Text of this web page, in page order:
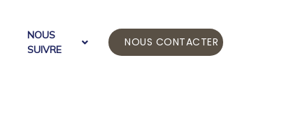
NOUS
SUIVRE
NOUS CONTACTER